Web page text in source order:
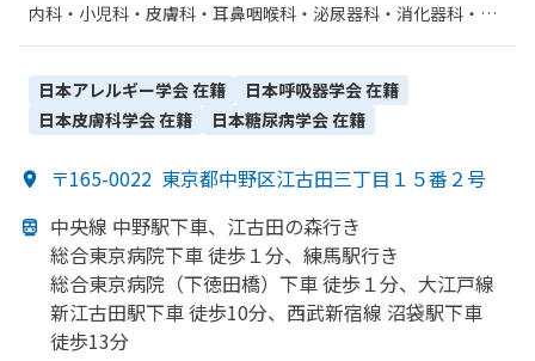
内科・​小児科・​皮膚科・​耳鼻咽喉科・​泌尿器科・​消化器科・​呼
形成外科・​神経内科・​美容外科・​心臓血管外科・​歯科口腔外
科・​呼吸器外科・​循環器科・​糖尿病内科・​血液内科・​救急科・​
産婦人科
日本アレルギー学会在籍 日本呼吸器学会在籍
日本皮膚科学会在籍 日本糖尿病学会在籍
〒165-0022 東京都中野区江古田三丁目１５番２号
中央線 中野駅下車、 江古田の森行き
総合東京病院下車 徒歩１分、 練馬駅行き
総合東京病院 （下徳田橋） 下車 徒歩１分、 大江戸線
新江古田駅下車 徒歩10分、 西武新宿線 沼袋駅下車
徒歩13分